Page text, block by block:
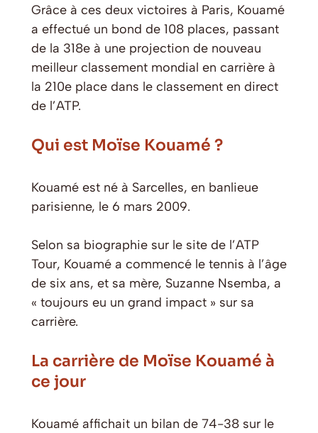
Grâce à ces deux victoires à Paris, Kouamé
a effectué un bond de 108 places, passant
de la 318e à une projection de nouveau
meilleur classement mondial en carrière à
la 210e place dans le classement en direct
de l’ATP.
Qui est Moïse Kouamé ?
Kouamé est né à Sarcelles, en banlieue
parisienne, le 6 mars 2009.
Selon sa biographie sur le site de l’ATP
Tour, Kouamé a commencé le tennis à l’âge
de six ans, et sa mère, Suzanne Nsemba, a
« toujours eu un grand impact » sur sa
carrière.
La carrière de Moïse Kouamé à
ce jour
Kouamé affichait un bilan de 74-38 sur le